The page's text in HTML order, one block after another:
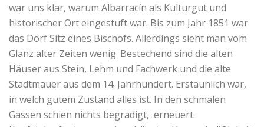
war uns klar, warum Albarracín als Kulturgut und
historischer Ort eingestuft war. Bis zum Jahr 1851 war
das Dorf Sitz eines Bischofs. Allerdings sieht man vom
Glanz alter Zeiten wenig. Bestechend sind die alten
Häuser aus Stein, Lehm und Fachwerk und die alte
Stadtmauer aus dem 14. Jahrhundert. Erstaunlich war,
in welch gutem Zustand alles ist. In den schmalen
Gassen schien nichts begradigt, erneuert.